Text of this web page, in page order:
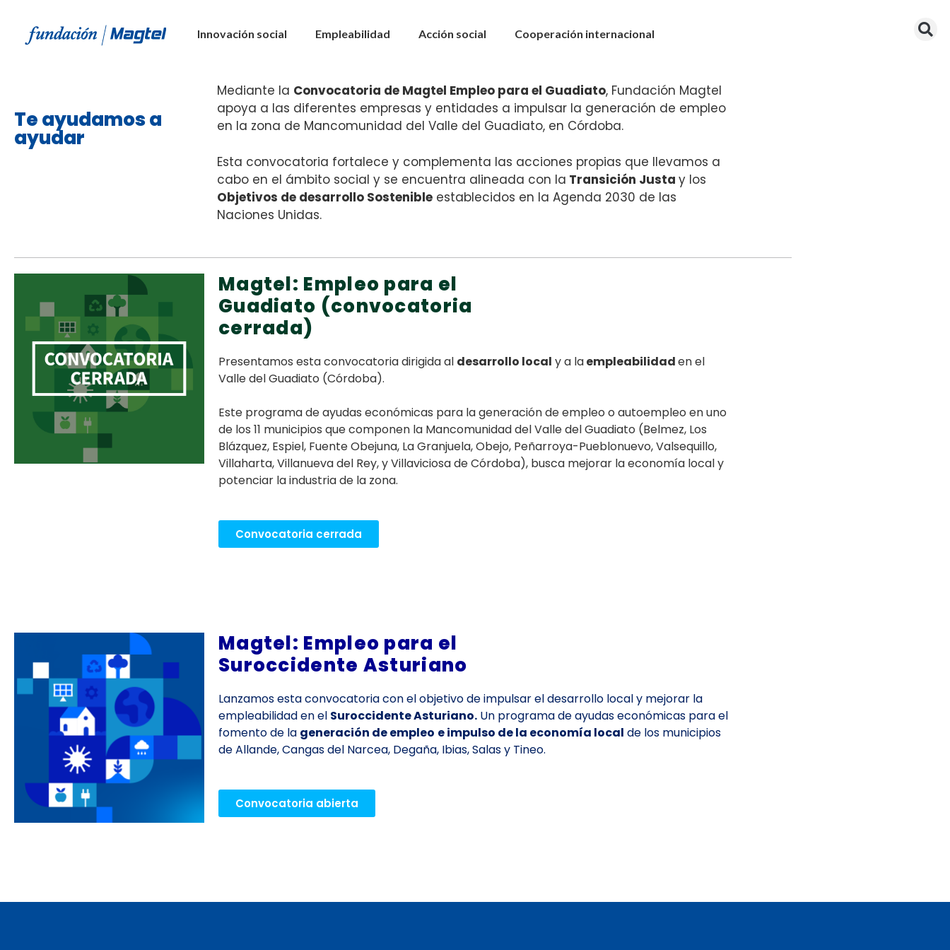
Innovación social Empleabilidad Acción social Cooperación internacional
Te ayudamos a
ayudar
Mediante la Convocatoria de Magtel Empleo para el Guadiato, Fundación Magtel
apoya a las diferentes empresas y entidades a impulsar la generación de empleo
en la zona de Mancomunidad del Valle del Guadiato, en Córdoba.
Esta convocatoria fortalece y complementa las acciones propias que llevamos a
cabo en el ámbito social y se encuentra alineada con la Transición Justay los
Objetivos de desarrollo Sostenible establecidos en la Agenda 2030 de las
Naciones Unidas.
Magtel: Empleo para el
Guadiato (convocatoria
cerrada)
Presentamos esta convocatoria dirigida al desarrollo local y a laempleabilidaden el
Valle del Guadiato (Córdoba).
Este programa de ayudas económicas para la generación de empleo o autoempleo en uno
de los 11 municipios que componen la Mancomunidad del Valle del Guadiato (Belmez, Los
Blázquez, Espiel, Fuente Obejuna, La Granjuela, Obejo, Peñarroya-Pueblonuevo, Valsequillo,
Villaharta, Villanueva del Rey, y Villaviciosa de Córdoba), busca mejorar la economía local y
potenciar la industria de la zona.
Convocatoria cerrada
Magtel: Empleo para el
Suroccidente Asturiano
Lanzamos esta convocatoria con el objetivo de impulsar el desarrollo local y mejorar la
empleabilidad en el Suroccidente Asturiano.Un programa de ayudas económicas para el
fomento de la generación de empleo e impulso de la economía local de los municipios
de Allande, Cangas del Narcea, Degaña, Ibias, Salas y Tineo.
Convocatoria abierta